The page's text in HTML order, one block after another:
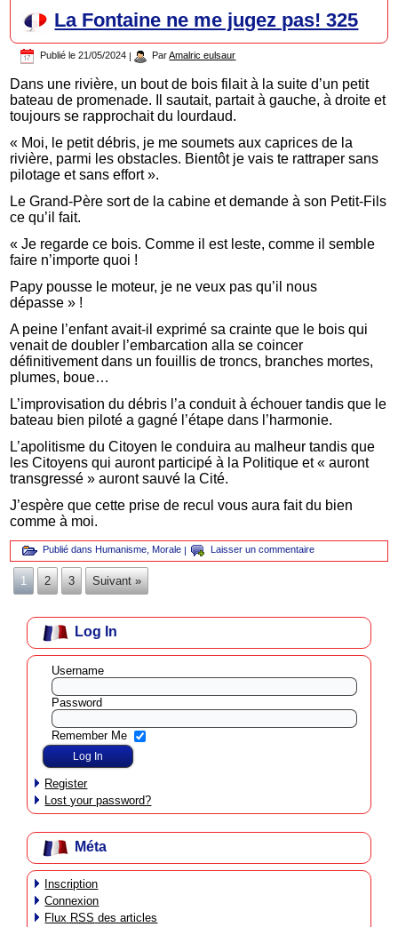
La Fontaine ne me jugez pas! 325
Publié le 21/05/2024 | Par Amalric eulsaur
Dans une rivière, un bout de bois filait à la suite d’un petit
bateau de promenade. Il sautait, partait à gauche, à droite et
toujours se rapprochait du lourdaud.
« Moi, le petit débris, je me soumets aux caprices de la
rivière, parmi les obstacles. Bientôt je vais te rattraper sans
pilotage et sans effort ».
Le Grand-Père sort de la cabine et demande à son Petit-Fils
ce qu’il fait.
« Je regarde ce bois. Comme il est leste, comme il semble
faire n’importe quoi !
Papy pousse le moteur, je ne veux pas qu’il nous
dépasse » !
A peine l’enfant avait-il exprimé sa crainte que le bois qui
venait de doubler l’embarcation alla se coincer
définitivement dans un fouillis de troncs, branches mortes,
plumes, boue…
L’improvisation du débris l’a conduit à échouer tandis que le
bateau bien piloté a gagné l’étape dans l’harmonie.
L’apolitisme du Citoyen le conduira au malheur tandis que
les Citoyens qui auront participé à la Politique et « auront
transgressé » auront sauvé la Cité.
J’espère que cette prise de recul vous aura fait du bien
comme à moi.
Publié dans Humanisme, Morale | Laisser un commentaire
1 2 3 Suivant »
Log In
Username
Password
Remember Me
Register
Lost your password?
Méta
Inscription
Connexion
Flux RSS des articles